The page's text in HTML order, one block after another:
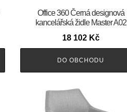
Office 360 Černá designová
kancelářská židle Master A02
18 102 Kč
DO OBCHODU